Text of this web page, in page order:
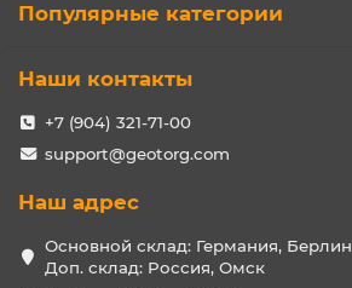
Популярные категории
Наши контакты
+7 (904) 321-71-00
support@geotorg.com
Наш адрес
Основной склад: Германия, Берлин
Доп. склад: Россия, Омск